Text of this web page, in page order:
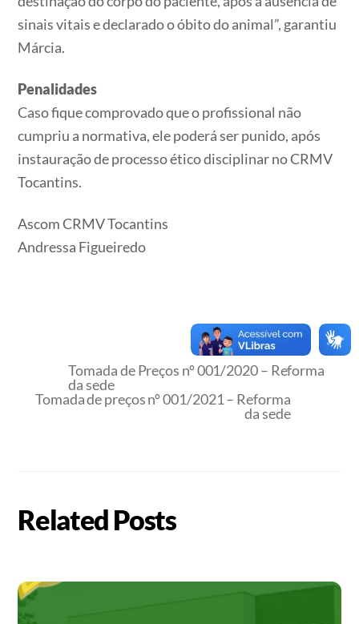
sinais vitais e declarado o óbito do animal”, garantiu
Márcia.
Penalidades
Caso fique comprovado que o profissional não
cumpriu a normativa, ele poderá ser punido, após
instauração de processo ético disciplinar no CRMV
Tocantins.
Ascom CRMV Tocantins
Andressa Figueiredo
Tomada de Preços nº 001/2020 – Reforma
da sede
Tomada de preços nº 001/2021 – Reforma
da sede
Related Posts